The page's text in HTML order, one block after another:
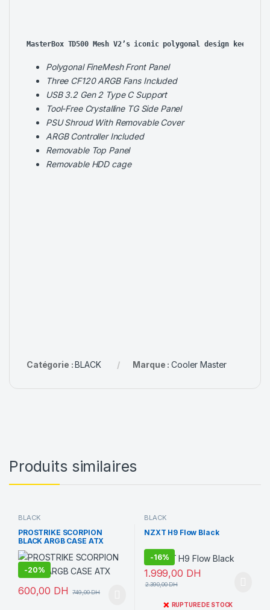
MasterBox TD500 Mesh V2’s iconic polygonal design keeps
Polygonal FineMesh Front Panel
Three CF120 ARGB Fans Included
USB 3.2 Gen 2 Type C Support
Tool-Free Crystalline TG Side Panel
PSU Shroud With Removable Cover
ARGB Controller Included
Removable Top Panel
Removable HDD cage
Catégorie :BLACK Marque :Cooler Master
Produits similaires
BLACK
PROSTRIKE SCORPION
BLACK ARGB CASE ATX
-20%
600,00 DH 749,00DH
BLACK
NZXT H9 Flow Black
-16%
1.999,00 DH
2.390,00DH
❌ RUPTURE DE STOCK